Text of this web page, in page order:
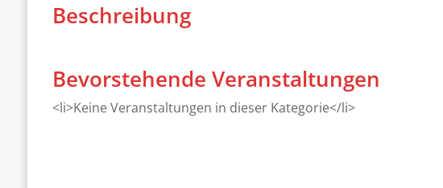
Beschreibung
Bevorstehende Veranstaltungen
<li>Keine Veranstaltungen in dieser Kategorie</li>